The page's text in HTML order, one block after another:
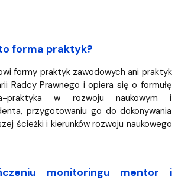
forma praktyk?
formy praktyk zawodowych ani praktyk
Radcy Prawnego i opiera się o formułę
praktyka w rozwoju naukowym i
przygotowaniu go do dokonywania
ścieżki i kierunków rozwoju naukowego
monitoringu mentor i